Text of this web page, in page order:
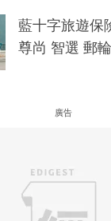
藍十字旅遊保
尊尚 智選 郵
廣告